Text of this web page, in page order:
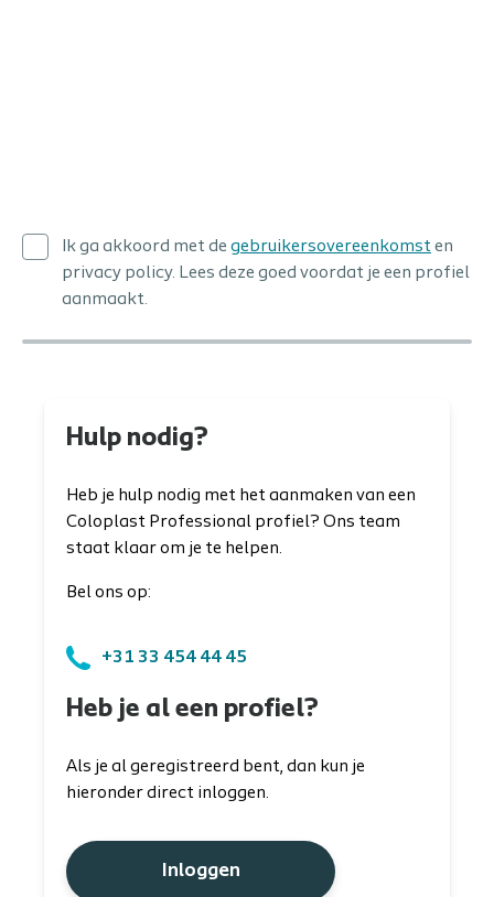
Ik ga akkoord met de gebruikersovereenkomsten
privacy policy. Lees deze goed voordat je een profiel
aanmaakt.
Hulp nodig?
Heb je hulp nodig met het aanmaken van een
Coloplast Professional profiel? Ons team
staat klaar om je te helpen.
Bel ons op:
+31 33 454 44 45
Heb je al een profiel?
Als je al geregistreerd bent, dan kun je
hieronder direct inloggen.
Inloggen